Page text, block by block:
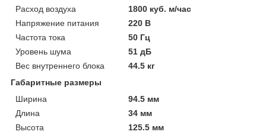
Расход воздуха
1800 куб. м/час
Напряжение питания
220 В
Частота тока
50 Гц
Уровень шума
51 дБ
Вес внутреннего блока
44.5 кг
Габаритные размеры
Ширина
94.5 мм
Длина
34 мм
Высота
125.5 мм